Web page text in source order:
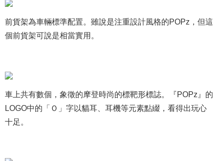
前貨架為車輛標準配置。雖說是注重設計風格的POPz，但這
個前貨架可說是相當實用。
車上共有數個，象徵的摩登時尚的標靶形標誌。『POPz』的
LOGO中的「Ｏ」字以貓耳、耳機等元素點綴，看得出玩心
十足。